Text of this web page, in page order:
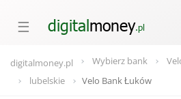
☰
digitalmoney.pl Wybierz bank
lubelskie
Velo Bank Łuków